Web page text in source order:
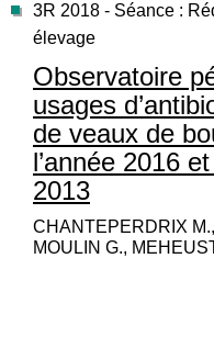
3R 2018 - Séance :
élevage
Observatoire
usages
de veaux de
l’année 2016
2013
CHANTEPERDRIX
MOULIN G.,